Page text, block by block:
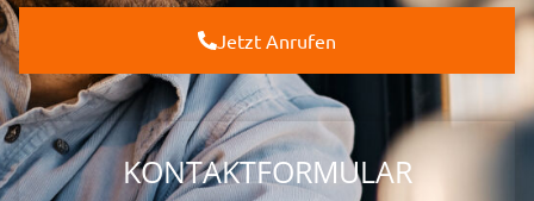
Jetzt Anrufen
KONTAKTFORMULAR